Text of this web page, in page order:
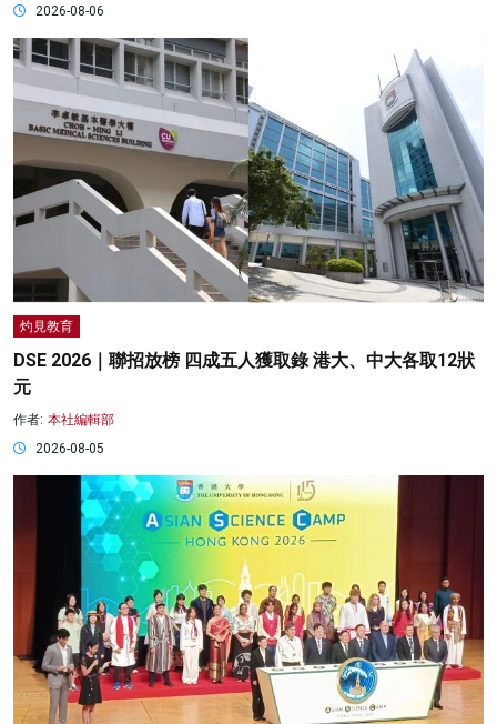
2026-08-06
灼見教育
DSE 2026｜聯招放榜 四成五人獲取錄 港大、中大各取12狀
元
作者: 本社編輯部
2026-08-05